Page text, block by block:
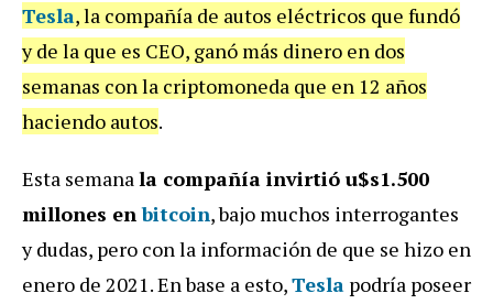
Tesla, la compañía de autos eléctricos que fundó
y de la que es CEO, ganó más dinero en dos
semanas con la criptomoneda que en 12 años
haciendo autos.
Esta semanala compañía invirtió u$s1.500
millones enbitcoin, bajo muchos interrogantes
y dudas, pero con la información de que se hizo en
enero de 2021. En base a esto,Tesla podría poseer